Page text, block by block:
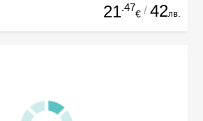
21.47
€ / 42лв.